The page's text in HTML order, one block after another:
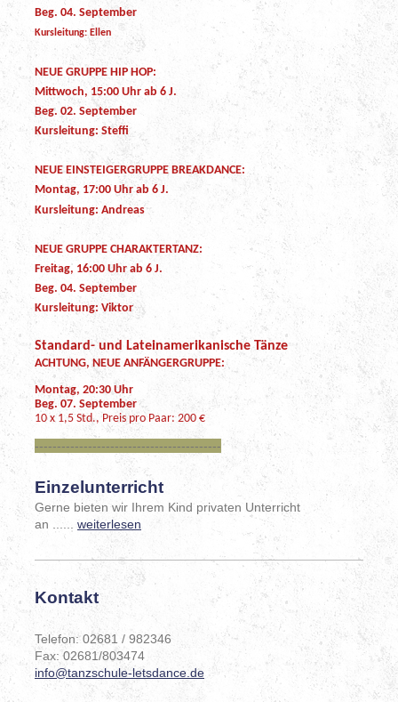
Beg. 04. September
Kursleitung: Ellen
NEUE GRUPPE HIP HOP:
Mittwoch, 15:00 Uhr ab 6 J.
Beg. 02. September
Kursleitung: Steffi
NEUE EINSTEIGERGRUPPE BREAKDANCE:
Montag, 17:00 Uhr ab 6 J.
Kursleitung: Andreas
NEUE GRUPPE CHARAKTERTANZ:
Freitag, 16:00 Uhr ab 6 J.
Beg. 04. September
Kursleitung: Viktor
Standard- und Lateinamerikanische Tänze
ACHTUNG, NEUE ANFÄNGERGRUPPE:
Montag, 20:30 Uhr
Beg. 07. September
10 x 1,5 Std., Preis pro Paar: 200 €
------------------------------------------
Einzelunterricht
Gerne bieten wir Ihrem Kind privaten Unterricht
an ...... weiterlesen
Kontakt
Telefon: 02681 / 982346
Fax: 02681/803474
info@tanzschule-letsdance.de